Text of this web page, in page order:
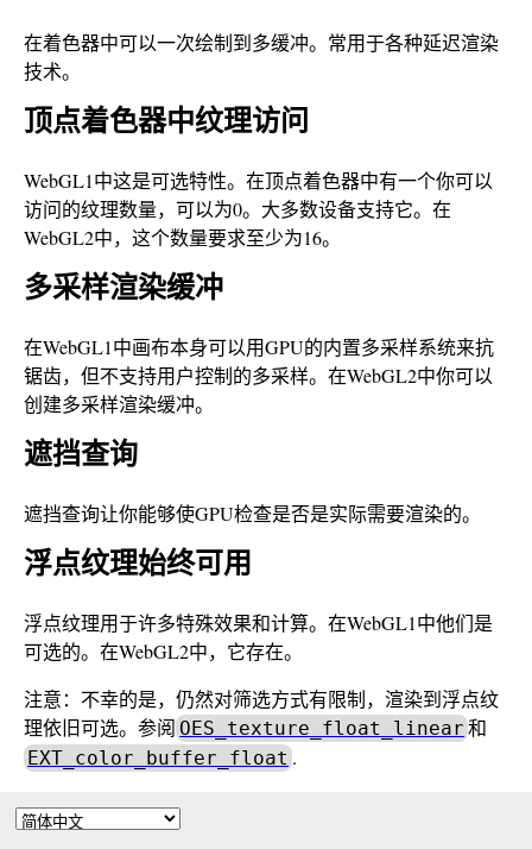
在着色器中可以一次绘制到多缓冲。常用于各种延迟渲染
技术。
顶点着色器中纹理访问
WebGL1中这是可选特性。在顶点着色器中有一个你可以
访问的纹理数量，可以为0。大多数设备支持它。在
WebGL2中，这个数量要求至少为16。
多采样渲染缓冲
在WebGL1中画布本身可以用GPU的内置多采样系统来抗
锯齿，但不支持用户控制的多采样。在WebGL2中你可以
创建多采样渲染缓冲。
遮挡查询
遮挡查询让你能够使GPU检查是否是实际需要渲染的。
浮点纹理始终可用
浮点纹理用于许多特殊效果和计算。在WebGL1中他们是
可选的。在WebGL2中，它存在。
注意：不幸的是，仍然对筛选方式有限制，渲染到浮点纹
理依旧可选。参阅 OES_texture_float_linear 和
EXT_color_buffer_float .